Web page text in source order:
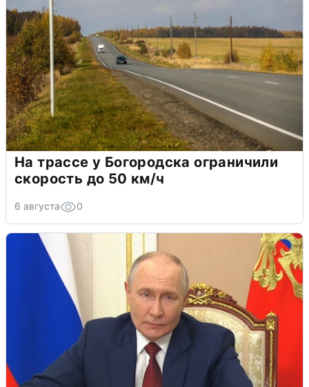
На трассе у Богородска ограничили
скорость до 50 км/ч
6 августа 0